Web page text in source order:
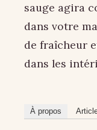
sauge agira
dans votre
de fraîcheur
dans les
À propos